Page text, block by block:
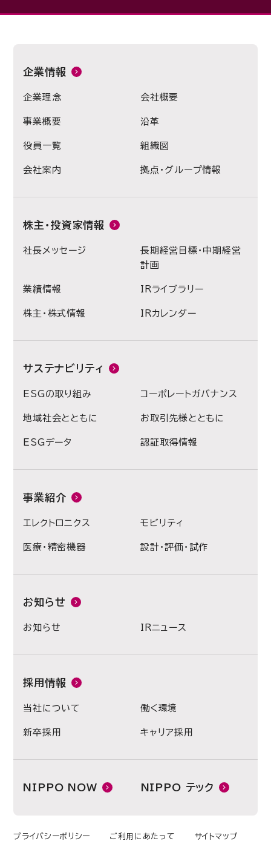
企業情報
企業理念 会社概要
事業概要 沿革
役員一覧 組織図
会社案内 拠点・グループ情報
株主・投資家情報
社長メッセージ
長期経営目標・中期経営
計画
業績情報 IRライブラリー
株主・株式情報 IRカレンダー
サステナビリティ
ESGの取り組み コーポレートガバナンス
地域社会とともに お取引先様とともに
ESGデータ 認証取得情報
事業紹介
エレクトロニクス モビリティ
医療・精密機器 設計・評価・試作
お知らせ
お知らせ IRニュース
採用情報
当社について 働く環境
新卒採用 キャリア採用
NIPPO NOW NIPPO テック
プライバシーポリシー ご利用にあたって サイトマップ